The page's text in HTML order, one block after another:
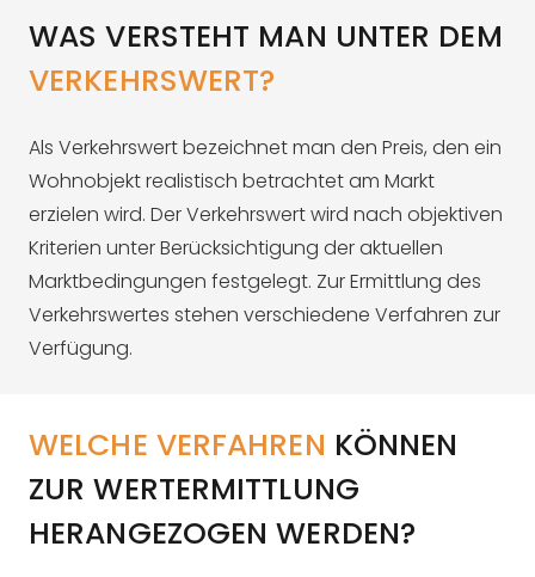
WAS VERSTEHT MAN UNTER DEM
VERKEHRSWERT?
Als Verkehrswert bezeichnet man den Preis, den ein
Wohnobjekt realistisch betrachtet am Markt
erzielen wird. Der Verkehrswert wird nach objektiven
Kriterien unter Berücksichtigung der aktuellen
Marktbedingungen festgelegt. Zur Ermittlung des
Verkehrswertes stehen verschiedene Verfahren zur
Verfügung.
WELCHE VERFAHREN KÖNNEN
ZUR WERTERMITTLUNG
HERANGEZOGEN WERDEN?